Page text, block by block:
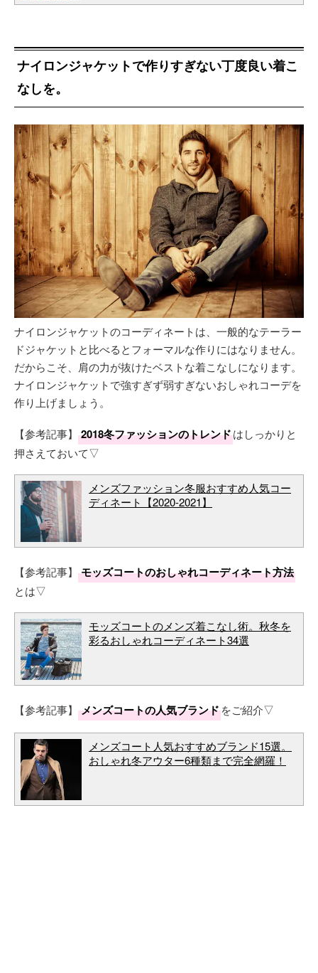
ナイロンジャケットで作りすぎない丁度良い着こ
なしを。
ナイロンジャケットのコーディネートは、一般的なテーラー
ドジャケットと比べるとフォーマルな作りにはなりません。
だからこそ、肩の力が抜けたベストな着こなしになります。
ナイロンジャケットで強すぎず弱すぎないおしゃれコーデを
作り上げましょう。
【参考記事】 2018冬ファッションのトレンドはしっかりと
押さえておいて▽
メンズファッション冬服おすすめ人気コー
ディネート【2020-2021】
【参考記事】 モッズコートのおしゃれコーディネート方法
とは▽
モッズコートのメンズ着こなし術。秋冬を
彩るおしゃれコーディネート34選
【参考記事】 メンズコートの人気ブランドをご紹介▽
メンズコート人気おすすめブランド15選。
おしゃれ冬アウター6種類まで完全網羅！